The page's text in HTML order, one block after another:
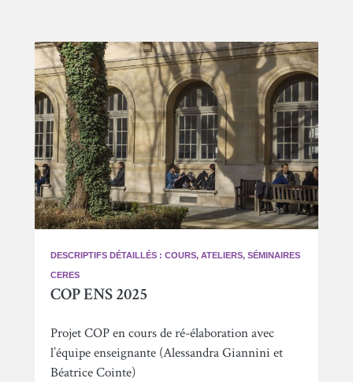
DESCRIPTIFS DÉTAILLÉS : COURS, ATELIERS, SÉMINAIRES
CERES
COP ENS 2025
Projet COP en cours de ré-élaboration avec
l’équipe enseignante (Alessandra Giannini et
Béatrice Cointe)